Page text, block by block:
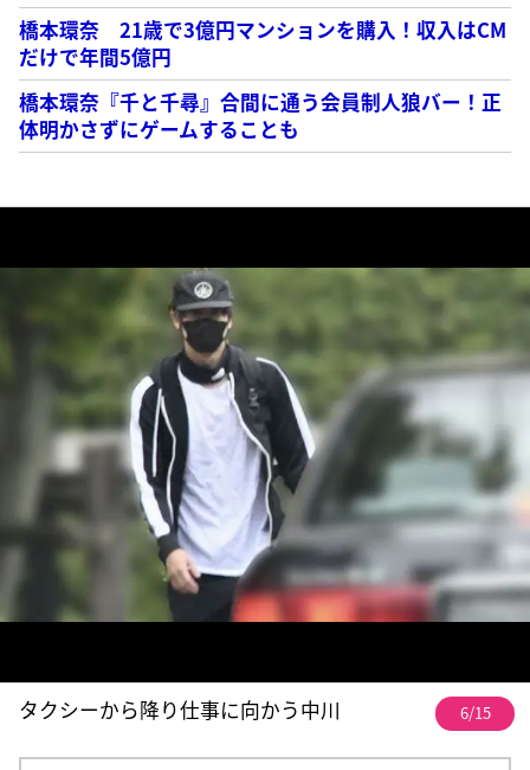
橋本環奈 21歳で3億円マンションを購入！収入はCM
だけで年間5億円
橋本環奈『千と千尋』合間に通う会員制人狼バー！正
体明かさずにゲームすることも
タクシーから降り仕事に向かう中川 6/15